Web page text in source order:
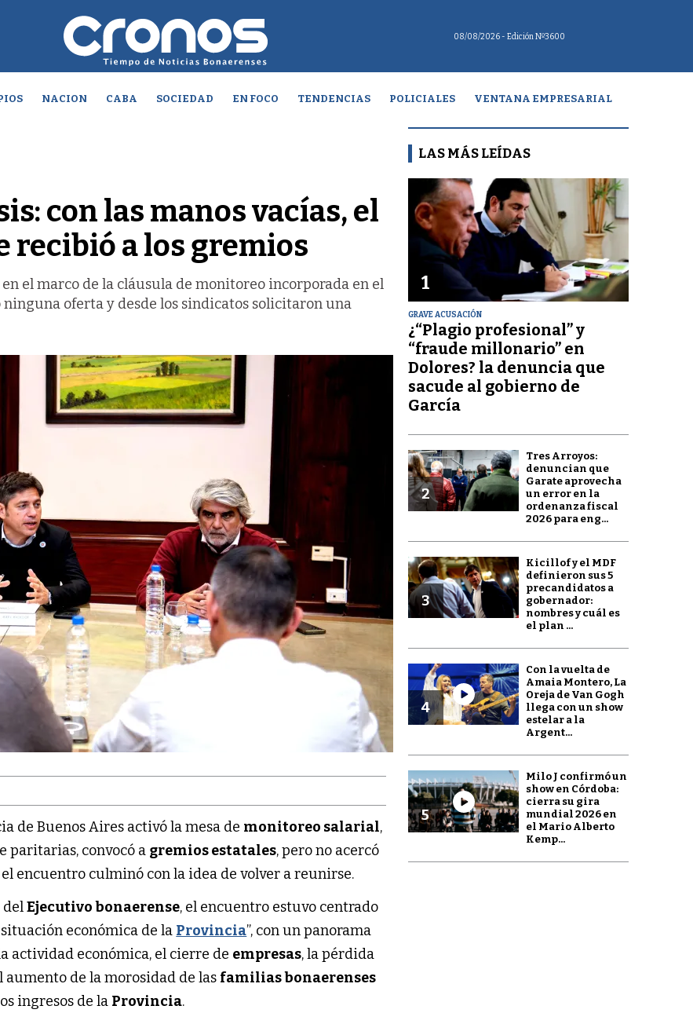
08/08/2026 - Edición Nº3600
NACION CABA SOCIEDAD EN FOCO TENDENCIAS POLICIALES VENTANA EMPRESARIAL
con las manos vacías, el
recibió a los gremios
en el marco de la cláusula de monitoreo incorporada en el
oferta y desde los sindicatos solicitaron una
de Buenos Aires activó la mesa de monitoreo salarial,
paritarias, convocó a gremios estatales, pero no acercó
encuentro culminó con la idea de volver a reunirse.
delEjecutivo bonaerense, el encuentro estuvo centrado
económica de la Provincia”, con un panorama
actividad económica, el cierre de empresas, la pérdida
de la morosidad de las familias bonaerenses
ingresos de la Provincia.
LAS MÁS LEÍDAS
1
GRAVE ACUSACIÓN
¿“Plagio profesional” y
“fraude millonario” en
Dolores? la denuncia que
sacude al gobierno de
García
2
Tres Arroyos:
denuncian que
Garate aprovecha
un error en la
ordenanza fiscal
2026 para eng...
3
Kicillof y el MDF
definieron sus 5
precandidatos a
gobernador:
nombres y cuál es
el plan ...
4
Con la vuelta de
Amaia Montero, La
Oreja de Van Gogh
llega con un show
estelar a la
Argent...
5
Milo J confirmó un
show en Córdoba:
cierra su gira
mundial 2026 en
el Mario Alberto
Kemp...